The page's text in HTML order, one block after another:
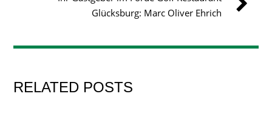
Glücksburg: Marc Oliver Ehrich
RELATED POSTS